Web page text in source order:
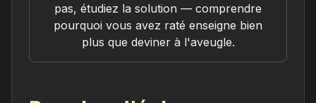
pas, étudiez la solution — comprendre
pourquoi vous avez raté enseigne bien
plus que deviner à l'aveugle.